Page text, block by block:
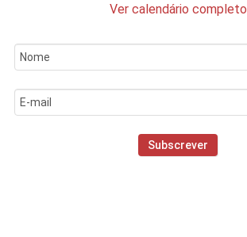
Ver calendário completo